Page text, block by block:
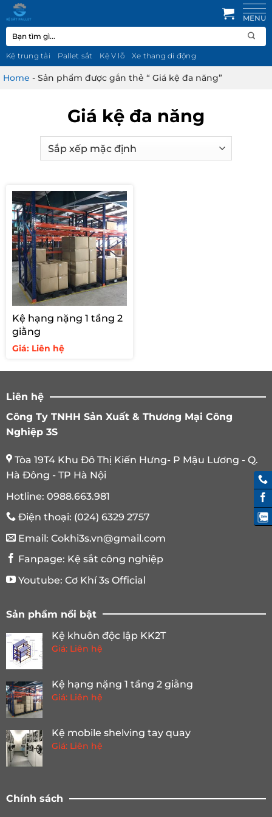
qua
nội
dung
Tìm
kiếm:
Kệ trung tải Pallet sắt Kệ V lỗ Xe thang di động
Home - Sản phẩm được gắn thẻ “ Giá kệ đa năng”
Giá kệ đa năng
Kệ hạng nặng 1 tầng 2
giằng
Giá: Liên hệ
Liên hệ
Công Ty TNHH Sản Xuất & Thương Mại Công
Nghiệp 3S
Tòa 19T4 Khu Đô Thị Kiến Hưng- P Mậu Lương - Q.
Hà Đông - TP Hà Nội
Hotline: 0988.663.981
Điện thoại: (024) 6329 2757
Email: Cokhi3s.vn@gmail.com
Fanpage: Kệ sắt công nghiệp
Youtube: Cơ Khí 3s Official
Sản phẩm nổi bật
Kệ khuôn độc lập KK2T
Giá: Liên hệ
Kệ hạng nặng 1 tầng 2 giằng
Giá: Liên hệ
Kệ mobile shelving tay quay
Giá: Liên hệ
Chính sách